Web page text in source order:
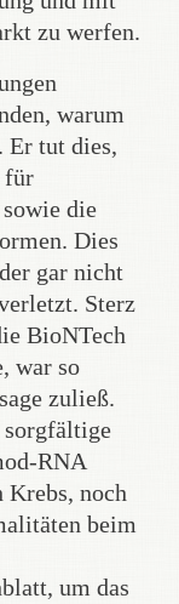
zu werfen.
warum
Er tut dies,
für
die
Dies
gar nicht
Sterz
BioNTech
war so
zuließ.
sorgfältige
RNA
noch
beim
um das